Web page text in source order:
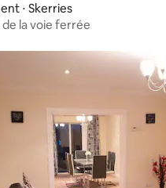
⋅ Skerries
la voie ferrée